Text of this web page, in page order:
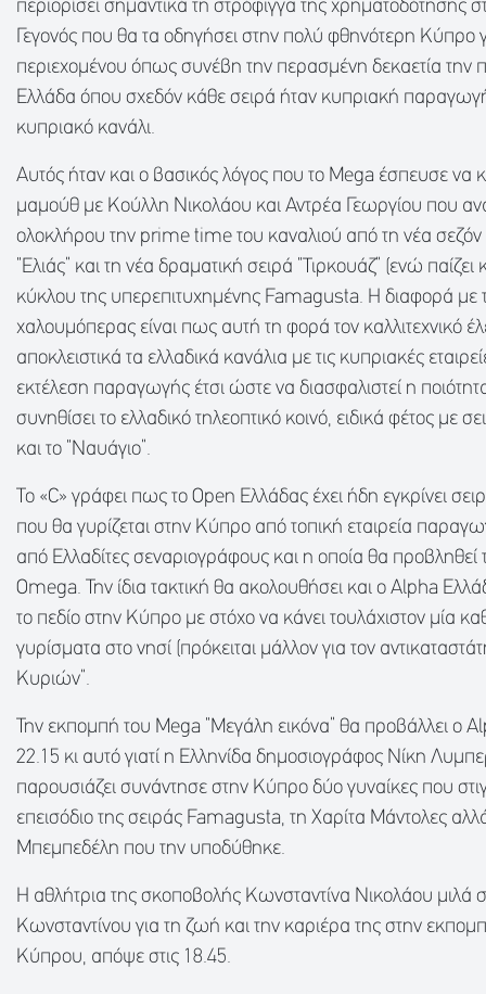
περιορίσει σημαντικά τη στρόφιγγα της χρηματοδότησης
Γεγονός που θα τα οδηγήσει στην πολύ φθηνότερη Κύπρο
περιεχομένου όπως συνέβη την περασμένη δεκαετία την
Ελλάδα όπου σχεδόν κάθε σειρά ήταν κυπριακή
κυπριακό κανάλι.
Αυτός ήταν και ο βασικός λόγος που το Mega έσπευσε να
μαμούθ με Κούλλη Νικολάου και Αντρέα Γεωργίου που
ολοκλήρου την prime time του καναλιού από τη νέα σεζόν
“Ελιάς” και τη νέα δραματική σειρά “Τιρκουάζ” (ενώ
κύκλου της υπερεπιτυχημένης Famagusta. Η διαφορά με
χαλουμόπερας είναι πως αυτή τη φορά τον καλλιτεχνικό
αποκλειστικά τα ελλαδικά κανάλια με τις κυπριακές
εκτέλεση παραγωγής έτσι ώστε να διασφαλιστεί η
συνηθίσει το ελλαδικό τηλεοπτικό κοινό, ειδικά φέτος με
και το “Ναυάγιο”.
Το «C» γράφει πως το Open Ελλάδας έχει ήδη εγκρίνει
που θα γυρίζεται στην Κύπρο από τοπική εταιρεία
από Ελλαδίτες σεναριογράφους και η οποία θα προβληθεί
Omega. Την ίδια τακτική θα ακολουθήσει και ο Alpha
το πεδίο στην Κύπρο με στόχο να κάνει τουλάχιστον μία
γυρίσματα στο νησί (πρόκειται μάλλον για τον
Κυριών”.
Την εκπομπή του Mega “Μεγάλη εικόνα” θα προβάλλει ο
22.15 κι αυτό γιατί η Ελληνίδα δημοσιογράφος Νίκη
παρουσιάζει συνάντησε στην Κύπρο δύο γυναίκες που
επεισόδιο της σειράς Famagusta, τη Χαρίτα Μάντολες
Μπεμπεδέλη που την υποδύθηκε.
Η αθλήτρια της σκοποβολής Κωνσταντίνα Νικολάου μιλά
Κωνσταντίνου για τη ζωή και την καριέρα της στην
Κύπρου, απόψε στις 18.45.